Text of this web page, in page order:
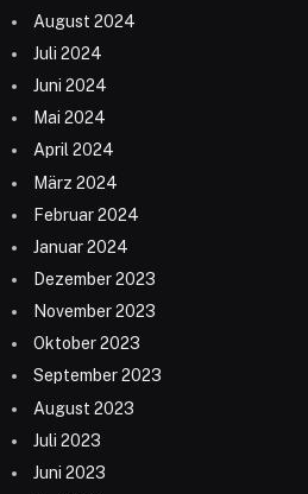
August 2024
Juli 2024
Juni 2024
Mai 2024
April 2024
März 2024
Februar 2024
Januar 2024
Dezember 2023
November 2023
Oktober 2023
September 2023
August 2023
Juli 2023
Juni 2023